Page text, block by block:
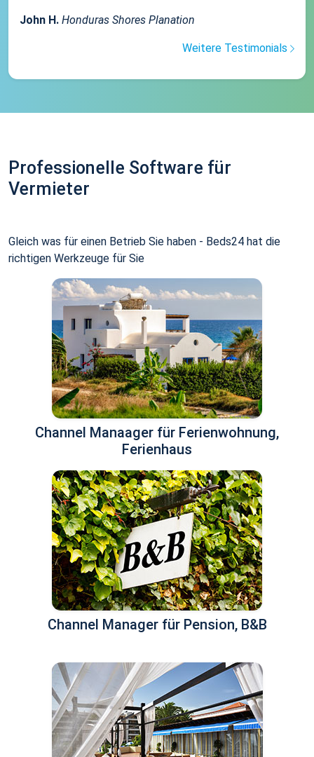
John H. Honduras Shores Planation
Weitere Testimonials
Professionelle Software für
Vermieter
Gleich was für einen Betrieb Sie haben - Beds24 hat die
richtigen Werkzeuge für Sie
Channel Manaager für Ferienwohnung,
Ferienhaus
Channel Manager für Pension, B&B